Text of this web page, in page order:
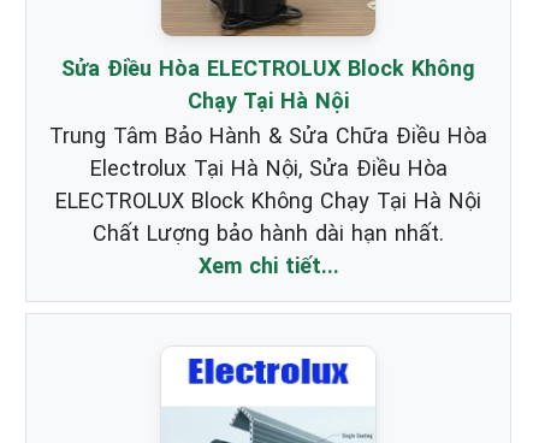
Sửa Điều Hòa ELECTROLUX Block Không
Chạy Tại Hà Nội
Trung Tâm Bảo Hành & Sửa Chữa Điều Hòa
Electrolux Tại Hà Nội, Sửa Điều Hòa
ELECTROLUX Block Không Chạy Tại Hà Nội
Chất Lượng bảo hành dài hạn nhất.
Xem chi tiết...